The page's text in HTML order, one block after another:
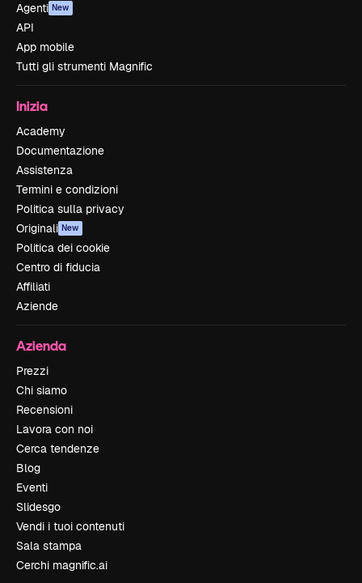
Agenti New
API
App mobile
Tutti gli strumenti Magnific
Inizia
Academy
Documentazione
Assistenza
Termini e condizioni
Politica sulla privacy
Originali New
Politica dei cookie
Centro di fiducia
Affiliati
Aziende
Azienda
Prezzi
Chi siamo
Recensioni
Lavora con noi
Cerca tendenze
Blog
Eventi
Slidesgo
Vendi i tuoi contenuti
Sala stampa
Cerchi magnific.ai